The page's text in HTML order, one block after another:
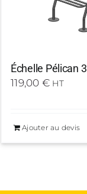
Échelle Pélican
119,00 € HT
Ajouter au devis